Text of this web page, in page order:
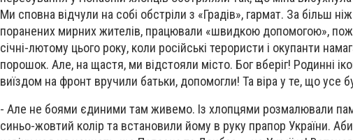
Ми сповна відчули на собі обстріли з «Градів», гармат. За більш
поранених мирних жителів, працювали «швидкою допомогою»,
січні-лютому цього року, коли російські терористи і окупанти
порошок. Але, на щастя, ми відстояли місто. Бог вберіг! Родинні
виїздом на фронт вручили батьки, допомогли! Та віра у те, що усе
- Але не боями єдиними там живемо. Із хлопцями розмалювали
синьо-жовтий колір та встановили йому в руку прапор України.